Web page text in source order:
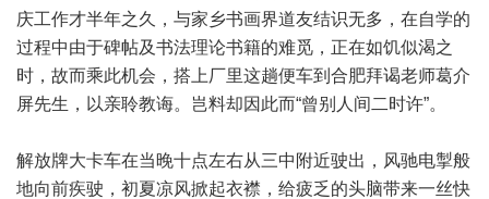
庆工作才半年之久，与家乡书画界道友结识无多，在自学的
过程中由于碑帖及书法理论书籍的难觅，正在如饥似渴之
时，故而乘此机会，搭上厂里这趟便车到合肥拜谒老师葛介
屏先生，以亲聆教诲。岂料却因此而“曾别人间二时许”。
解放牌大卡车在当晚十点左右从三中附近驶出，风驰电掣般
地向前疾驶，初夏凉风掀起衣襟，给疲乏的头脑带来一丝快